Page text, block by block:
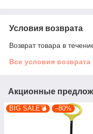
Условия возврата
Возврат товара в
Все условия возврата
Акционные
BIG SALE💣 –80%